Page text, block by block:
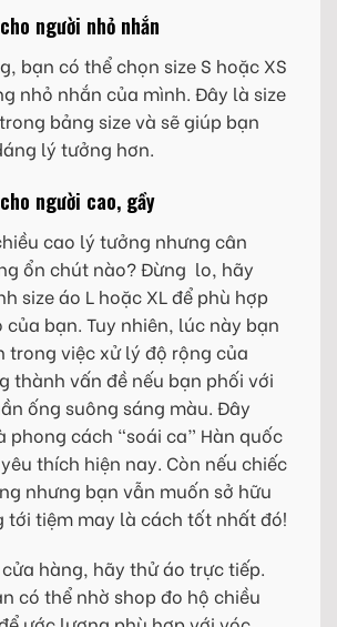
người nhỏ nhắn
bạn có thể chọn size S hoặc XS
nhỏ nhắn của mình. Đây là size
bảng size và sẽ giúp bạn
lý tưởng hơn.
người cao, gầy
cao lý tưởng nhưng cân
ổn chút nào? Đừng lo, hãy
size áo L hoặc XL để phù hợp
của bạn. Tuy nhiên, lúc này bạn
trong việc xử lý độ rộng của
thành vấn đề nếu bạn phối với
ống suông sáng màu. Đây
phong cách “soái ca” Hàn quốc
thích hiện nay. Còn nếu chiếc
nhưng bạn vẫn muốn sở hữu
tới tiệm may là cách tốt nhất đó!
hàng, hãy thử áo trực tiếp.
có thể nhờ shop đo hộ chiều